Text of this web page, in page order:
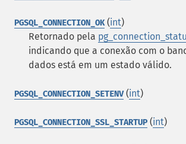
PGSQL_CONNECTION_OK(int)
Retornado pela
indicando que a conexão com o
dados está em um estado válido.
PGSQL_CONNECTION_SETENV(int)
PGSQL_CONNECTION_SSL_STARTUP (int)